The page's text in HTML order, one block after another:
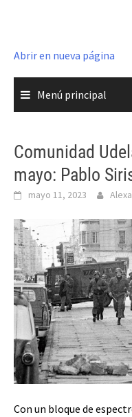
Abrir en nueva página
Menú principal
Comunidad
mayo: Pablo
mayo 11, 2023
Con un bloque de